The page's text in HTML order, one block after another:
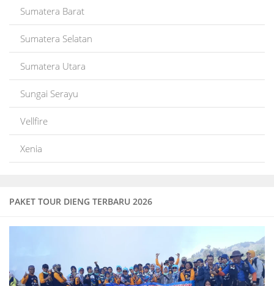
PAKET TOUR DIENG TERBARU 2026
Sumatera Barat
Sumatera Selatan
Sumatera Utara
Sungai Serayu
Vellfire
Xenia